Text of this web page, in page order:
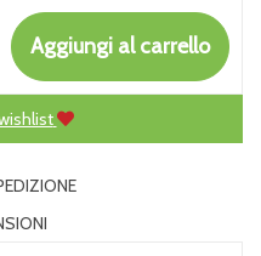
Aggiungi al carrello